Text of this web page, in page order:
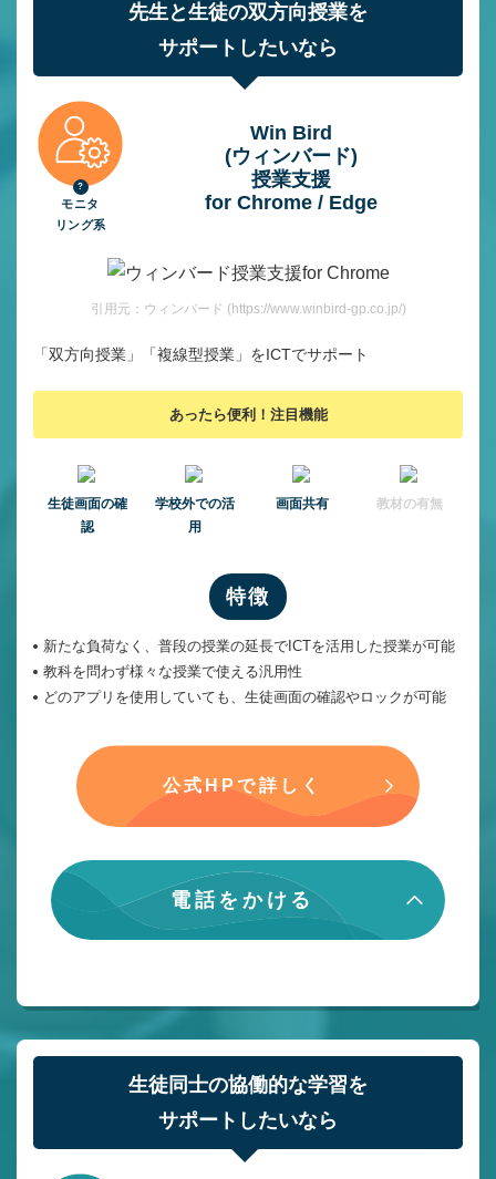
先生と生徒の双方向授業を
サポートしたいなら
モニタ
リング系
Win Bird
(ウィンバード)
授業⽀援
for Chrome / Edge
引用元：ウィンバード (https://www.winbird-gp.co.jp/)
「双方向授業」「複線型授業」をICTでサポート
あったら便利！注目機能
⽣徒画⾯の確
認
学校外での活
用
画面共有 教材の有無
特徴
新たな負荷なく、普段の授業の延長でICTを活用した授業が可能
教科を問わず様々な授業で使える汎用性
どのアプリを使用していても、生徒画面の確認やロックが可能
公式HPで詳しく
電話をかける
生徒同士の協働的な学習を
サポートしたいなら